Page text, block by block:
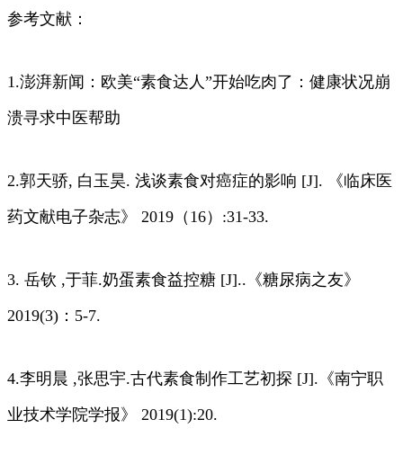
参考文献：
1.澎湃新闻：欧美“素食达人”开始吃肉了：健康状况崩
溃寻求中医帮助
2.郭天骄, 白玉昊. 浅谈素食对癌症的影响 [J]. 《临床医
药文献电子杂志》 2019（16）:31-33.
3. 岳钦 ,于菲.奶蛋素食益控糖 [J]..《糖尿病之友》
2019(3)：5-7.
4.李明晨 ,张思宇.古代素食制作工艺初探 [J].《南宁职
业技术学院学报》 2019(1):20.